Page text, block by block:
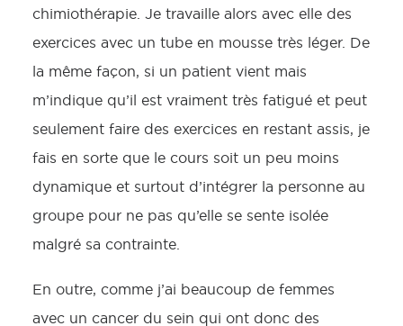
chimiothérapie. Je travaille alors avec elle des
exercices avec un tube en mousse très léger. De
la même façon, si un patient vient mais
m’indique qu’il est vraiment très fatigué et peut
seulement faire des exercices en restant assis, je
fais en sorte que le cours soit un peu moins
dynamique et surtout d’intégrer la personne au
groupe pour ne pas qu’elle se sente isolée
malgré sa contrainte.
En outre, comme j’ai beaucoup de femmes
avec un cancer du sein qui ont donc des